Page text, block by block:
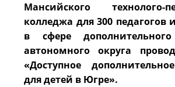
Мансийского технолого-
колледжа для 300 педагогов
в сфере
автономного округа
«Доступное
для детей в Югре».